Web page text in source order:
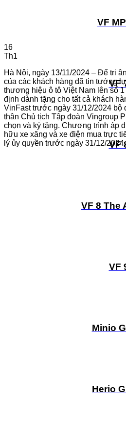
VF
VF
VF
VF 8 The
VF
Minio
Herio
16
Th1
Hà Nội, ngày 13/11/2024 – Để tri
của các khách hàng đã tin tưởng
thương hiệu ô tô Việt Nam lên số
định dành tặng cho tất cả khách
VinFast trước ngày 31/12/2024 bộ
thân Chủ tịch Tập đoàn Vingroup
chọn và ký tặng. Chương trình áp
hữu xe xăng và xe điện mua trực
lý ủy quyền trước ngày 31/12/2024.